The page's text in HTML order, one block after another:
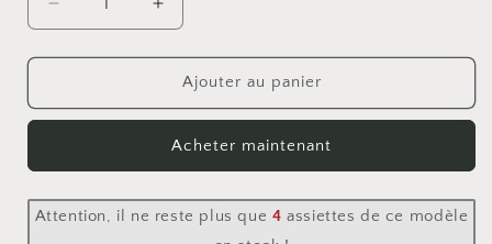
Réduire
la
quantité
Assiette
Augmenter
la
quantité
Assiette
No.1
Ajouter au panier
Acheter maintenant
Attention, il ne reste plus que 4 assiettes de ce modèle